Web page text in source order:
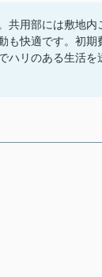
共用部には敷地内
も快適です。初期
ハリのある生活を